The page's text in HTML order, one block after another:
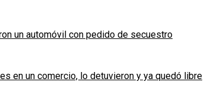
un automóvil con pedido de secuestro
en un comercio, lo detuvieron y ya quedó libre